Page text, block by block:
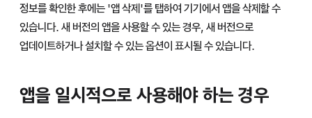
정보를 확인한 후에는 '앱 삭제'를 탭하여 기기에서 앱을 삭제할 수
있습니다. 새 버전의 앱을 사용할 수 있는 경우, 새 버전으로
업데이트하거나 설치할 수 있는 옵션이 표시될 수 있습니다.
앱을 일시적으로 사용해야 하는 경우